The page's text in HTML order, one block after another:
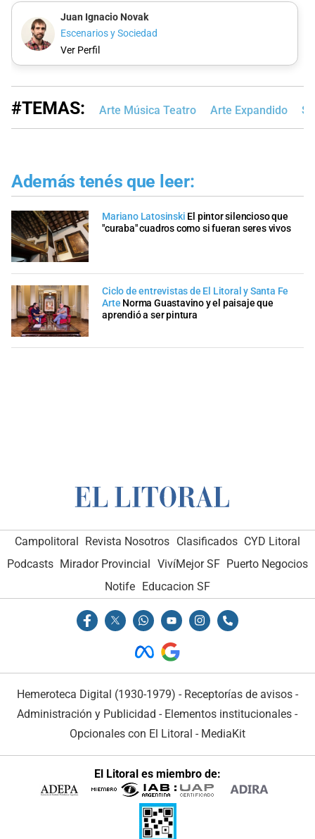
Juan Ignacio Novak
Escenarios y Sociedad
Ver Perfil
#TEMAS: Arte Música Teatro Arte Expandido
Además tenés que leer:
Mariano Latosinski El pintor silencioso que
"curaba" cuadros como si fueran seres vivos
Ciclo de entrevistas de El Litoral y Santa Fe
Arte Norma Guastavino y el paisaje que
aprendió a ser pintura
Campolitoral Revista Nosotros Clasificados CYD Litoral
Podcasts Mirador Provincial VivíMejor SF Puerto Negocios
Notife Educacion SF
Hemeroteca Digital (1930-1979) - Receptorías de avisos -
Administración y Publicidad - Elementos institucionales -
Opcionales con El Litoral - MediaKit
El Litoral es miembro de: